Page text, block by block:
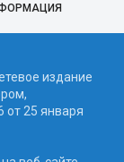
издание
от 25 января